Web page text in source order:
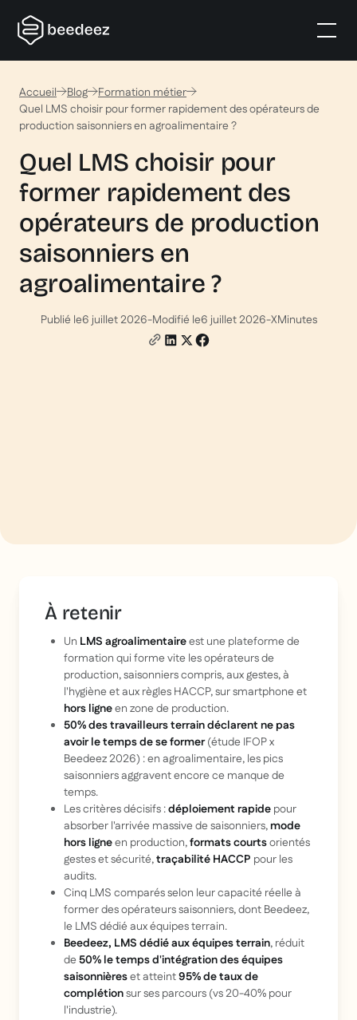
Accueil Blog
Formation métier
Quel LMS choisir pour former rapidement des opérateurs de
production saisonniers en agroalimentaire ?
Quel LMS choisir pour
former rapidement des
opérateurs de production
saisonniers en
agroalimentaire ?
Publié le6 juillet 2026-Modifié le6 juillet 2026-XMinutes
À retenir
Un LMS agroalimentaireest une plateforme de
formation qui forme vite les opérateurs de
production, saisonniers compris, aux gestes, à
l'hygiène et aux règles HACCP, sur smartphone et
hors ligneen zone de production.
50% des travailleurs terrain déclarent ne pas
avoir le temps de se former(étude IFOP x
Beedeez 2026) : en agroalimentaire, les pics
saisonniers aggravent encore ce manque de
temps.
Les critères décisifs :déploiement rapide pour
absorber l'arrivée massive de saisonniers,mode
hors ligneen production,formats courtsorientés
gestes et sécurité,traçabilité HACCP pour les
audits.
Cinq LMS comparés selon leur capacité réelle à
former des opérateurs saisonniers, dont Beedeez,
le LMS dédié aux équipes terrain.
Beedeez, LMS dédié aux équipes terrain, réduit
de50% le temps d'intégration des équipes
saisonnièreset atteint95% de taux de
complétionsur ses parcours (vs 20-40% pour
l'industrie).